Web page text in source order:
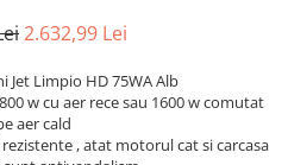
2.632,99 Lei
Jet Limpio HD 75WA Alb
w cu aer rece sau 1600 w comutat
aer cald
, atat motorul cat si carcasa